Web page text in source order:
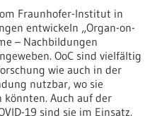
Fraunhofer-Institut in
entwickeln „Organ-on-
– Nachbildungen
OoC sind vielfältig
wie auch in der
nutzbar, wo sie
könnten. Auch auf der
19 sind sie im Einsatz.